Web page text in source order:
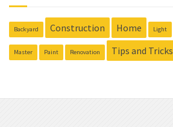
Backyard Construction Home Light
Master Paint Renovation Tips and Tricks